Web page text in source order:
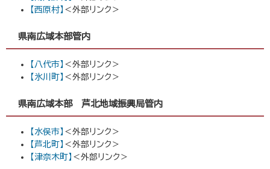
【西原村】 ＜外部リンク＞
県南広域本部管内
【八代市】 ＜外部リンク＞
【氷川町】 ＜外部リンク＞
県南広域本部 芦北地域振興局管内
【水俣市】 ＜外部リンク＞
【芦北町】 ＜外部リンク＞
【津奈木町】 ＜外部リンク＞